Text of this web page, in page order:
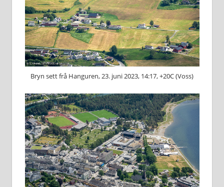
Bryn sett frå Hanguren, 23. juni 2023, 14:17, +20C (Voss)